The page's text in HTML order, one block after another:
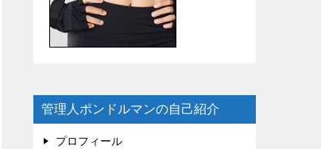
管理人ポンドルマンの自己紹介
プロフィール